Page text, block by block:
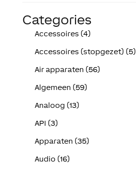
Categories
Accessoires (4)
Accessoires (stopgezet) (5)
Air apparaten (56)
Algemeen (59)
Analoog (13)
API (3)
Apparaten (35)
Audio (16)